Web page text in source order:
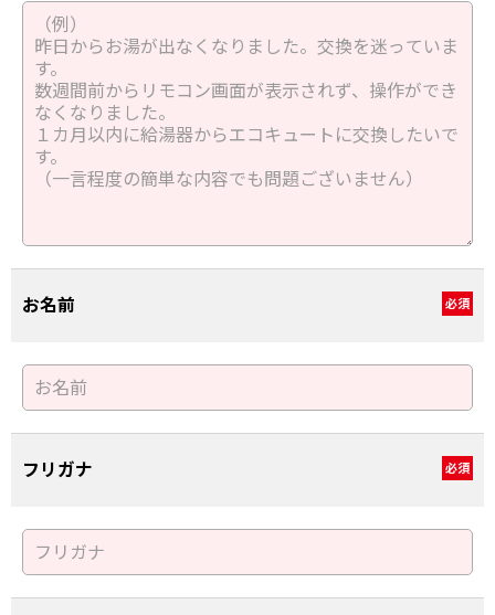
お名前 必須
フリガナ 必須